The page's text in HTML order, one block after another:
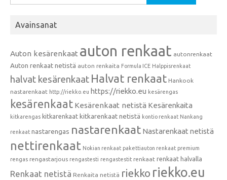
Avainsanat
Auton kesärenkaat auton renkaat autonrenkaat
Auton renkaat netistä auton renkaita Formula ICE Halppisrenkaat
halvat kesärenkaat Halvat renkaat Hankook
nastarenkaat http://riekko.eu https://riekko.eu kesärengas
kesärenkaat Kesärenkaat netistä Kesärenkaita
kitkarengas kitkarenkaat kitkarenkaat netistä kontio renkaat Nankang
renkaat nastarengas nastarenkaat Nastarenkaat netistä
nettirenkaat Nokian renkaat pakettiauton renkaat premium
rengas rengastarjous rengastesti rengastestit renkaat renkaat halvalla
Renkaat netistä Renkaita netistä riekko riekko.eu